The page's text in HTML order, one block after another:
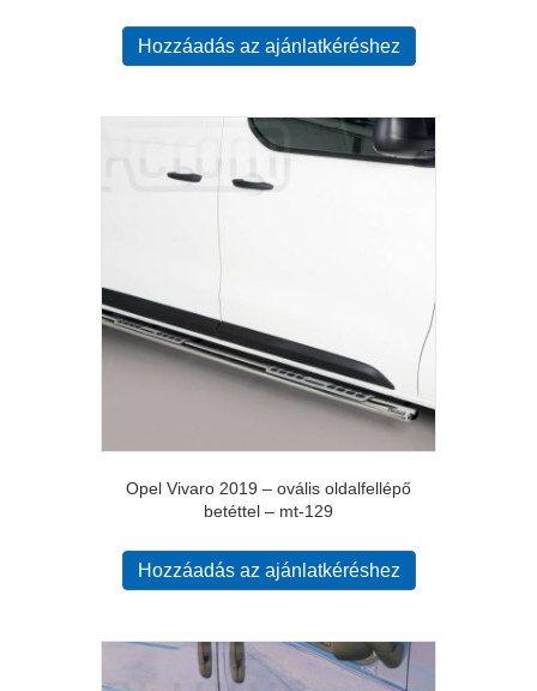
Hozzáadás az ajánlatkéréshez
Opel Vivaro 2019 – ovális oldalfellépő
betéttel – mt-129
Hozzáadás az ajánlatkéréshez